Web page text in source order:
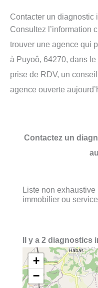
Contacter un diagnostic
Consultez l’information
trouver une agence qui
à Puyoô, 64270, dans
prise de RDV, un
agence ouverte
Contactez un
Liste non
immobilier ou
Il y a 2 diagnostics
+
−